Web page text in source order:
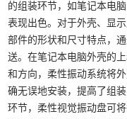
的组装环节，如笔记本电
表现出色。对于外壳、显
部件的形状和尺寸特点，
送。在笔记本电脑外壳的
和方向，柔性振动系统将
确无误地安装，提高了组
环节，柔性视觉振动盘可